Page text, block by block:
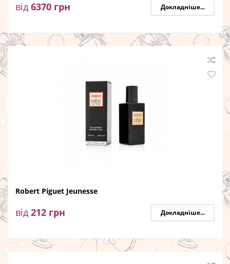
від 6370 грн Докладніше...
Robert Piguet Jeunesse
від 212 грн Докладніше...